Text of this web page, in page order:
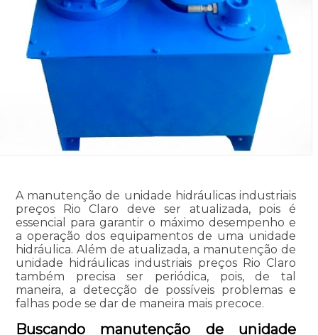
A manutenção de unidade hidráulicas industriais
preços Rio Claro deve ser atualizada, pois é
essencial para garantir o máximo desempenho e
a operação dos equipamentos de uma unidade
hidráulica. Além de atualizada, a manutenção de
unidade hidráulicas industriais preços Rio Claro
também precisa ser periódica, pois, de tal
maneira, a detecção de possíveis problemas e
falhas pode se dar de maneira mais precoce.
Buscando manutenção de unidade